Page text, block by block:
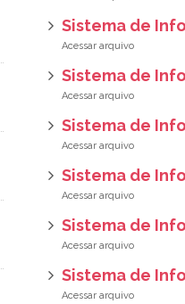
Sistema de
Sistema de
Sistema de
Sistema de
Sistema de
Sistema de